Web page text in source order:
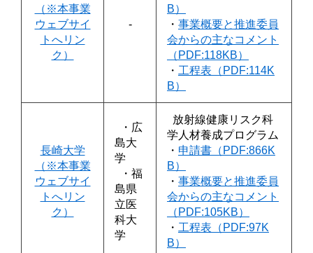
（※本事業
ウェブサイ
トへリン
ク）
-
B）
・ 事業概要と推進委員
会からの主なコメント
（PDF:118KB）
・ 工程表（PDF:114K
B）
長崎大学
（※本事業
ウェブサイ
トへリン
ク）
・広
島大
学
・福
島県
立医
科大
学
放射線健康リスク科
学人材養成プログラム
・ 申請書（PDF:866K
B）
・ 事業概要と推進委員
会からの主なコメント
（PDF:105KB）
・ 工程表（PDF:97K
B）